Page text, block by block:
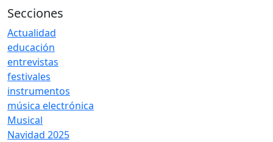
Secciones
Actualidad
educación
entrevistas
festivales
instrumentos
música electrónica
Musical
Navidad 2025